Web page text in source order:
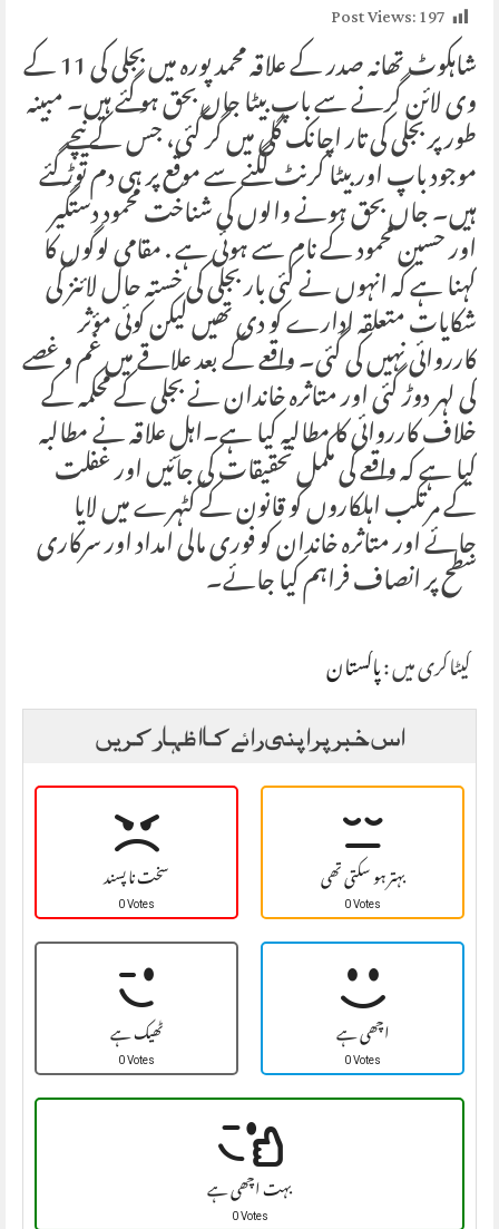
Post Views:197
شاہکوٹ تھانہ صدر کے علاقہ محمد پورہ میں بجلی کی 11 کے
وی لائن گرنے سے باپ بیٹا جاں بحق ہو گئے ہیں۔ مبینہ
طور پر بجلی کی تار اچانک گلی میں گر گئی، جس کے نیچے
موجود باپ اور بیٹا کرنٹ لگنے سے موقع پر ہی دم توڑ گئے
ہیں۔ جاں بحق ہونے والوں کی شناخت محمود دستگیر
اور حسین محمود کے نام سے ہوئی ہے . مقامی لوگوں کا
کہنا ہے کہ انہوں نے کئی بار بجلی کی خستہ حال لائنز کی
شکایات متعلقہ ادارے کو دی تھیں لیکن کوئی مؤثر
کارروائی نہیں کی گئی۔ واقعے کے بعد علاقے میں غم و غصے
کی لہر دوڑ گئی اور متاثرہ خاندان نے بجلی کے محکمہ کے
خلاف کارروائی کا مطالبہ کیا ہے۔اہلِ علاقہ نے مطالبہ
کیا ہے کہ واقعے کی مکمل تحقیقات کی جائیں اور غفلت
کے مرتکب اہلکاروں کو قانون کے کٹہرے میں لایا
جائے اور متاثرہ خاندان کو فوری مالی امداد اور سرکاری
سطح پر انصاف فراہم کیا جائے۔
کیٹاگری میں :پاکستان
اس خبر پر اپنی رائے کا اظہار کریں
سخت نا پسند
0 Votes بہتر ہو سکتی تھی
0 Votes
ٹھیک ہے
0 Votes اچھی ہے
0 Votes
بہت اچھی ہے
0 Votes